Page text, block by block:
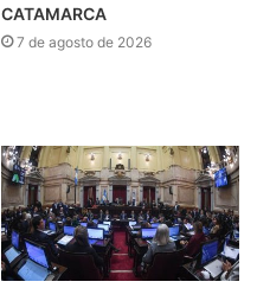
CATAMARCA
7 de agosto de 2026